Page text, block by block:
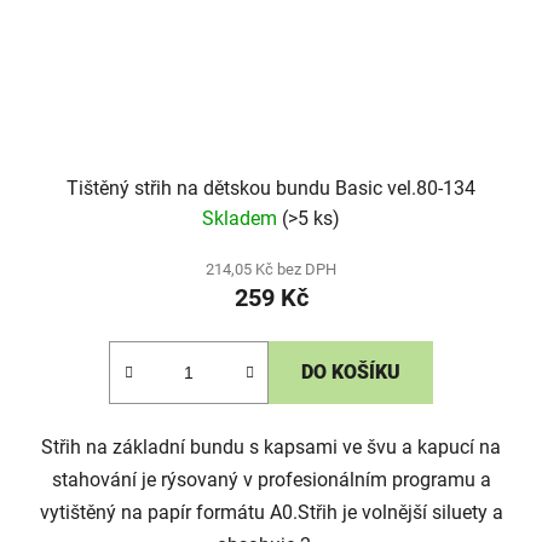
Tištěný střih na dětskou bundu Basic vel.80-134
Skladem (>5 ks)
214,05 Kč bez DPH
259 Kč
DO KOŠÍKU
Střih na základní bundu s kapsami ve švu a kapucí na
stahování je rýsovaný v profesionálním programu a
vytištěný na papír formátu A0.Střih je volnější siluety a